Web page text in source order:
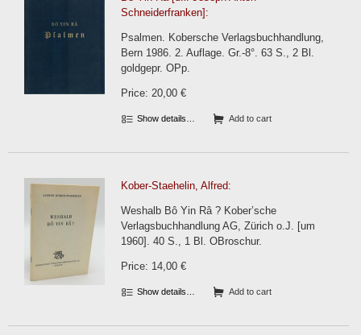
Schneiderfranken]:
Psalmen. Kobersche Verlagsbuchhandlung,
Bern 1986. 2. Auflage. Gr.-8°. 63 S., 2 Bl.
goldgepr. OPp.
Price: 20,00 €
Show details… Add to cart
Kober-Staehelin, Alfred:
Weshalb Bô Yin Râ ? Kober’sche
Verlagsbuchhandlung AG, Zürich o.J. [um
1960]. 40 S., 1 Bl. OBroschur.
Price: 14,00 €
Show details… Add to cart